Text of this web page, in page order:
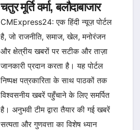
चतुर मूर्ति वर्मा, बलौदाबाजार
CMExpress24: एक हिंदी न्यूज़ पोर्टल
है, जो राजनीति, समाज, खेल, मनोरंजन
और क्षेत्रीय खबरों पर सटीक और ताज़ा
जानकारी प्रदान करता है। यह पोर्टल
निष्पक्ष पत्रकारिता के साथ पाठकों तक
विश्वसनीय खबरें पहुँचाने के लिए समर्पित
है। अनुभवी टीम द्वारा तैयार की गई खबरें
सत्यता और गुणवत्ता का विशेष ध्यान